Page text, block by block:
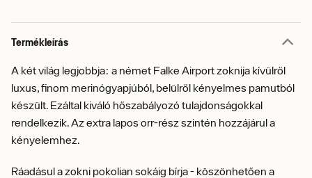
Termékleírás
A két világ legjobbja: a német Falke Airport zoknija kívülről
luxus, finom merinógyapjúból, belülről kényelmes pamutból
készült. Ezáltal kiváló hőszabályozó tulajdonságokkal
rendelkezik. Az extra lapos orr-rész szintén hozzájárul a
kényelemhez.
Ráadásul a zokni pokolian sokáig bírja - köszönhetően a